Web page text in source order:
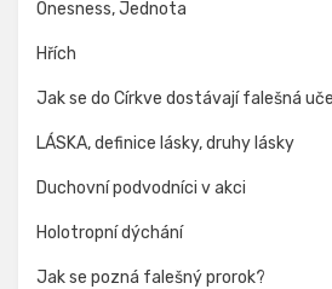
Onesness, Jednota
Hřích
Jak se do Církve dostávají falešná
LÁSKA, definice lásky, druhy lásky
Duchovní podvodníci v akci
Holotropní dýchání
Jak se pozná falešný prorok?